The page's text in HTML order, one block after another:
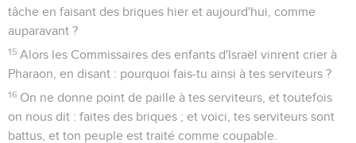
tâche en faisant des briques hier et aujourd'hui, comme
auparavant ?
15 Alors les Commissaires des enfants d'Israël vinrent crier à
Pharaon, en disant : pourquoi fais-tu ainsi à tes serviteurs ?
16 On ne donne point de paille à tes serviteurs, et toutefois
on nous dit : faites des briques ; et voici, tes serviteurs sont
battus, et ton peuple est traité comme coupable.